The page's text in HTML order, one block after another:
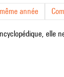
année
elle